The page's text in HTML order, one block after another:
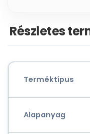
Részletes
Terméktípus
Alapanyag